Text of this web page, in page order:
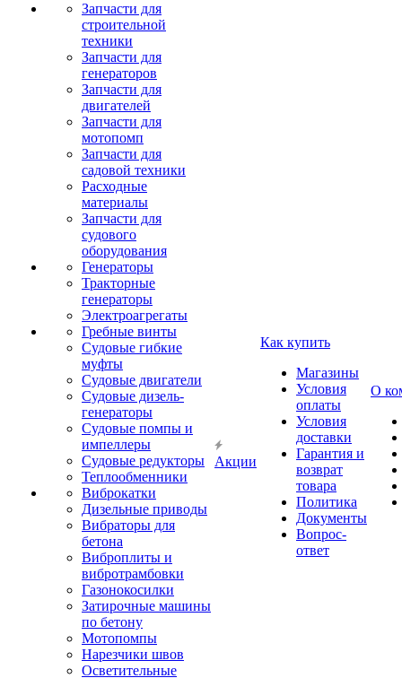
Запчасти для
строительной
техники
Запчасти для
генераторов
Запчасти для
двигателей
Запчасти для
мотопомп
Запчасти для
садовой техники
Расходные
материалы
Запчасти для
судового
оборудования
Генераторы
Тракторные
генераторы
Электроагрегаты
Гребные винты
Судовые гибкие
муфты
Судовые двигатели
Судовые дизель-
генераторы
Судовые помпы и
импеллеры
Судовые редукторы
Теплообменники
Виброкатки
Дизельные приводы
Вибраторы для
бетона
Виброплиты и
вибротрамбовки
Газонокосилки
Затирочные машины
по бетону
Мотопомпы
Нарезчики швов
Осветительные
Акции
Как купить
Магазины
Условия
оплаты
Условия
доставки
Гарантия и
возврат
товара
Политика
Документы
Вопрос-
ответ
О